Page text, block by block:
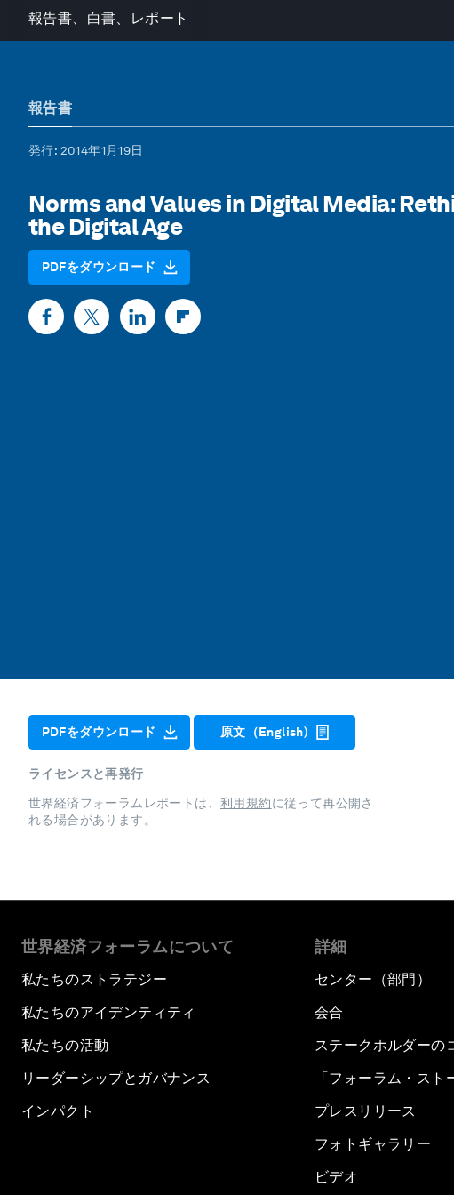
報告書、白書、レポート
報告書
発行: 2014年1月19日
Norms and Values in Digital Media:
the Digital Age
PDFをダウンロード
PDFをダウンロード 原文（English)
ライセンスと再発行
世界経済フォーラムレポートは、 利用規約に従って再公開さ
れる場合があります。
世界経済フォーラムについて
私たちのストラテジー
私たちのアイデンティティ
私たちの活動
リーダーシップとガバナンス
インパクト
詳細
センター（部門）
会合
ステークホルダーの
「フォーラム・スト
プレスリリース
フォトギャラリー
ビデオ